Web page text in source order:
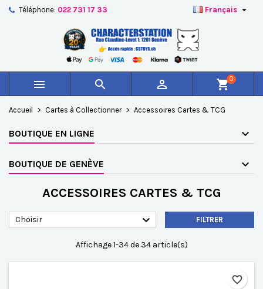
Téléphone: 022 731 17 33 Français 
   shopping_cart0
Accueil Cartes à Collectionner Accessoires Cartes & TCG
BOUTIQUE EN LIGNE
BOUTIQUE DE GENÈVE
ACCESSOIRES CARTES & TCG
Choisir  FILTRER
Affichage 1-34 de 34 article(s)
favorite_border
Créer une nouvelle liste
((confirmMessage))
((cancelText)) ((modalDeleteText))
Nom de la liste d'envies
Annuler Créer une liste d'envies
Vous devez être connecté pour ajouter des produits à
votre liste d'envies.